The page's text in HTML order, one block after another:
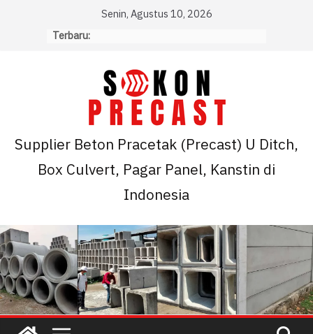
Senin, Agustus 10, 2026
Terbaru:
Supplier Beton Pracetak (Precast) U Ditch,
Box Culvert, Pagar Panel, Kanstin di
Indonesia